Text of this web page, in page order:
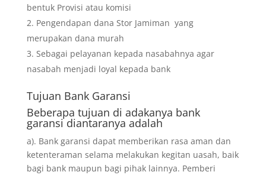
bentuk Provisi atau komisi
Pengendapan dana Stor Jamiman yang
merupakan dana murah
Sebagai pelayanan kepada nasabahnya agar
nasabah menjadi loyal kepada bank
Tujuan Bank Garansi
Beberapa tujuan di adakanya bank
garansi diantaranya adalah
a). Bank garansi dapat memberikan rasa aman dan
ketenteraman selama melakukan kegitan uasah, baik
bagi bank maupun bagi pihak lainnya. Pemberi